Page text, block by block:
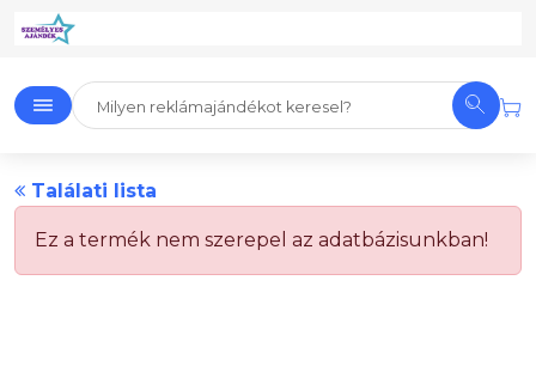
Találati lista
Ez a termék nem szerepel az adatbázisunkban!